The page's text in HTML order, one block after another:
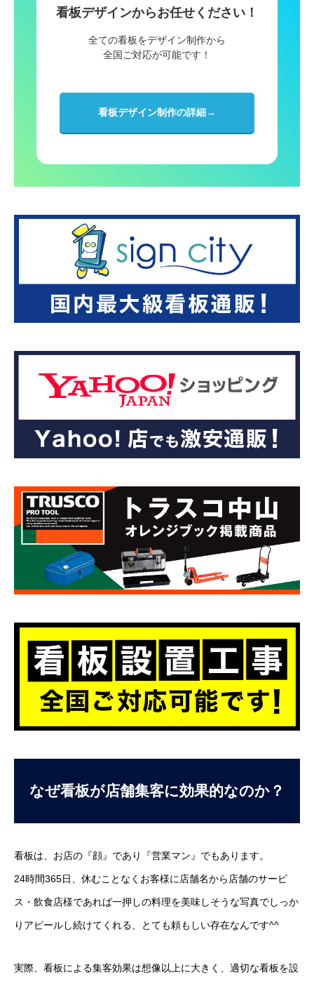
看板デザインからお任せください！
全ての看板をデザイン制作から
全国ご対応が可能です！
看板デザイン制作の詳細→
なぜ看板が店舗集客に効果的なのか？
看板は、お店の『顔』であり『営業マン』でもあります。
24時間365日、休むことなくお客様に店舗名から店舗のサービ
ス・飲食店様であれば一押しの料理を美味しそうな写真でしっか
りアピールし続けてくれる、とても頼もしい存在なんです^^
実際、看板による集客効果は想像以上に大きく、適切な看板を設